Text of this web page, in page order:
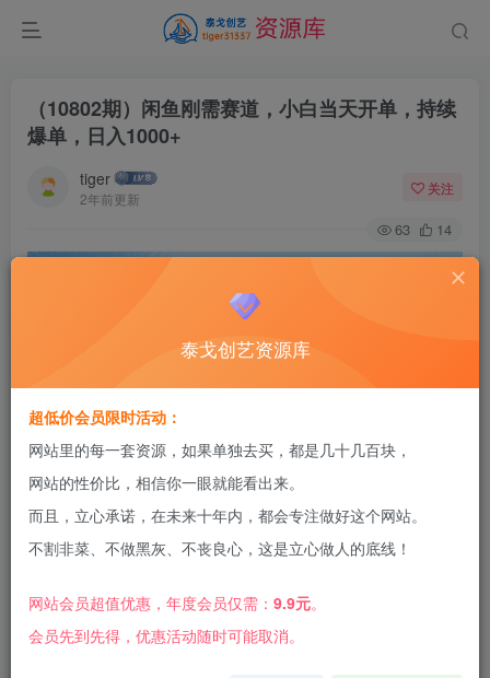
（10802期）闲鱼刚需赛道，小白当天开单，持续
爆单，日入1000+
tiger
2年前更新
关注
63 14
天开单，持续爆单，日入1000+》
泰戈创艺资源库
超低价会员限时活动：
网站里的每一套资源，如果单独去买，都是几十几百块，
网站的性价比，相信你一眼就能看出来。
而且，立心承诺，在未来十年内，都会专注做好这个网站。
不割非菜、不做黑灰、不丧良心，这是立心做人的底线！
网站会员超值优惠，年度会员仅需： 9.9元。
会员先到先得，优惠活动随时可能取消。